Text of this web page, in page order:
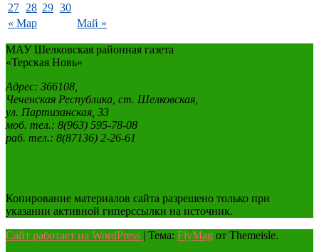
« Мар Май »
27 28 29 30
МАУ Шелковская районная газета
«Терская Новь»
Адрес: 366108,
Чеченская Республика, ст. Шелковская,
ул. Партизанская, 33
моб. тел.: 8(963) 595-78-08
раб. тел.: 8(87136) 2-26-61
Копирование материалов сайта разрешено только при
указании активной гиперссылки на источник.
Сайт работает на WordPress | Тема: FlyMag от Themeisle.